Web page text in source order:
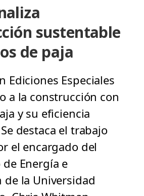
sustentable
de paja
Ediciones Especiales
a la construcción con
y su eficiencia
destaca el trabajo
el encargado del
Energía e
la Universidad